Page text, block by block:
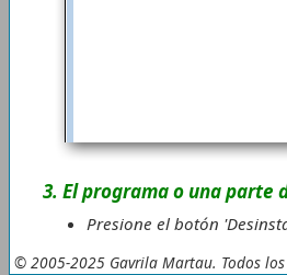
3. El programa o una parte
Presione el botón
© 2005-2025 Gavrila Martau. Todos los